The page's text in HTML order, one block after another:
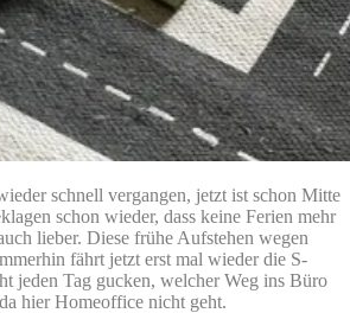
schnell vergangen, jetzt ist schon Mitte
schon wieder, dass keine Ferien mehr
lieber. Diese frühe Aufstehen wegen
fährt jetzt erst mal wieder die S-
jeden Tag gucken, welcher Weg ins Büro
hier Homeoffice nicht geht.